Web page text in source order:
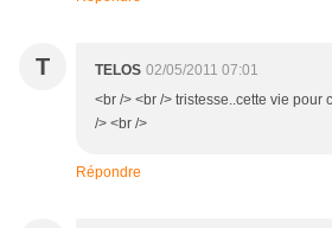
T TELOS 02/05/2011 07:01
<br /> <br /> tristesse..cette vie pour
/> <br />
Répondre